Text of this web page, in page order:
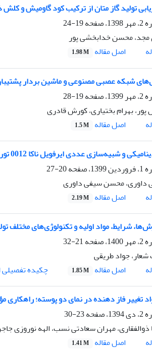
تولید گاز متان از ترکیب کود گاومیش و
19-24
مجد، محسن خدابخشی پور
اصل مقاله 1.98 M
شبکه عصبی مصنوعی و ماشین بردار
19-28
بهرام بختیاری، کورش قادری
اصل مقاله 1.5 M
عددی ایرفویل ناکا 0012 توربین بادی با استفاده از روش صفحات گردابه
20-27
محسن سیفی داوری
اصل مقاله 2.19 M
شرایط، مواد اولیه و تکنولوژی‌های مختلف
21-32
جواد طریقی
اصل مقاله 1.85 M
چکیده
تغییر فاز دهنده در نمای دو پوسته؛ راهکاری
23-30
مهران سعادتی نسب، الهه نوروزی
اصل مقاله 1.41 M